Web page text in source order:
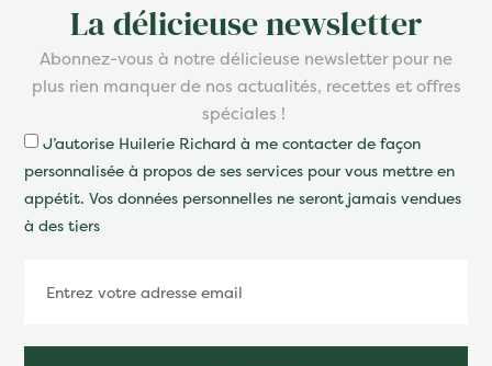
La délicieuse newsletter
Abonnez-vous à notre délicieuse newsletter pour ne
plus rien manquer de nos actualités, recettes et offres
spéciales !
J’autorise Huilerie Richard à me contacter de façon
personnalisée à propos de ses services pour vous mettre en
appétit. Vos données personnelles ne seront jamais vendues
à des tiers